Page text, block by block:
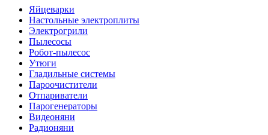
Яйцеварки
Настольные электроплиты
Электрогрили
Пылесосы
Робот-пылесос
Утюги
Гладильные системы
Пароочистители
Отпариватели
Парогенераторы
Видеоняни
Радионяни